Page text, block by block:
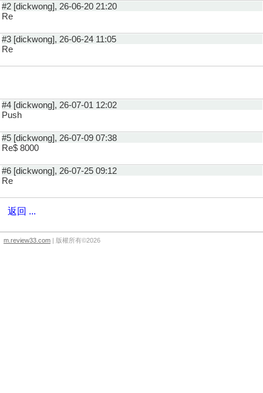
#2 [dickwong], 26-06-20 21:20
Re
#3 [dickwong], 26-06-24 11:05
Re
#4 [dickwong], 26-07-01 12:02
Push
#5 [dickwong], 26-07-09 07:38
Re$ 8000
#6 [dickwong], 26-07-25 09:12
Re
返回 ...
m.review33.com | 版權所有©2026